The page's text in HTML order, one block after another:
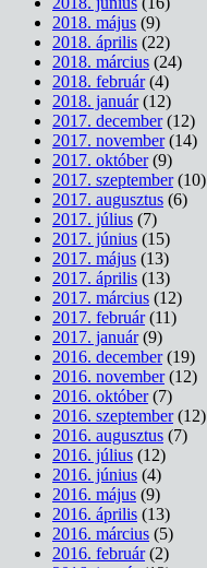
2018. május (9)
2018. április (22)
2018. március (24)
2018. február(4)
2018. január(12)
2017. december(12)
2017. november(14)
2017. október(9)
2017. szeptember(10)
2017. augusztus (6)
2017. július (7)
2017. június (15)
2017. május (13)
2017. április (13)
2017. március (12)
2017. február(11)
2017. január(9)
2016. december(19)
2016. november(12)
2016. október(7)
2016. szeptember(12)
2016. augusztus (7)
2016. július (12)
2016. június (4)
2016. május (9)
2016. április (13)
2016. március (5)
2016. február(2)